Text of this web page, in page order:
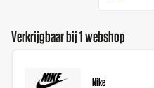
Verkrijgbaar bij 1 webshop
Nike